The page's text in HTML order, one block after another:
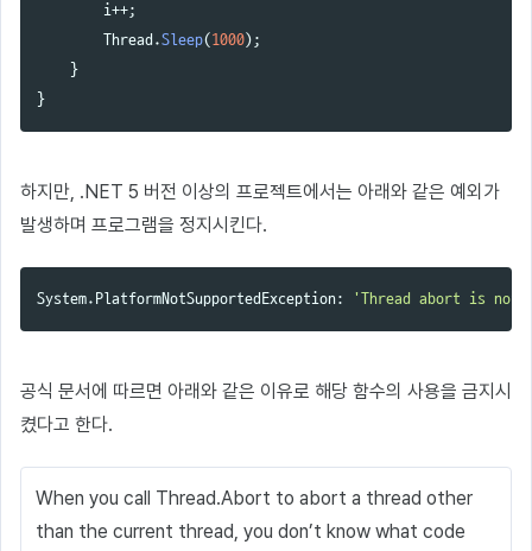
i++;
Thread .Sleep( 1000);
}
}
하지만, .NET 5 버전 이상의 프로젝트에서는 아래와 같은 예외가
발생하며 프로그램을 정지시킨다.
System.PlatformNotSupportedException: 'Thread abort is not
공식 문서에 따르면 아래와 같은 이유로 해당 함수의 사용을 금지시
켰다고 한다.
When you call Thread.Abort to abort a thread other
than the current thread, you don’t know what code